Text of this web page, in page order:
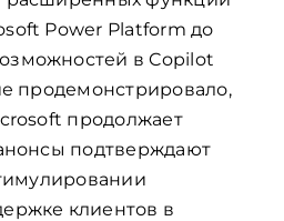
Power Platform до
в Copilot
продемонстрировало,
продолжает
подтверждают
клиентов в